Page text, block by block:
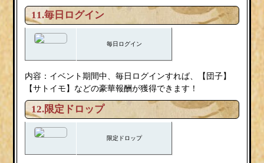
11.毎日ログイン
毎日ログイン
内容：イベント期間中、毎日ログインすれば、【団子】
【サトイモ】などの豪華報酬が獲得できます！
12.限定ドロップ
限定ドロップ